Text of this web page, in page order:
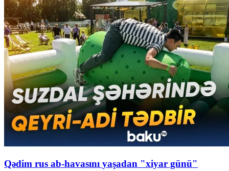
Qədim rus ab-havasını yaşadan "xiyar günü"